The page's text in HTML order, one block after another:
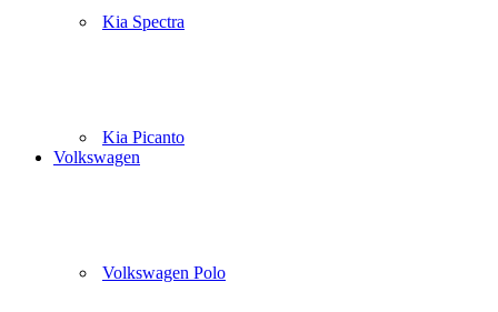
Kia Spectra
Kia Picanto
Volkswagen
Volkswagen Polo